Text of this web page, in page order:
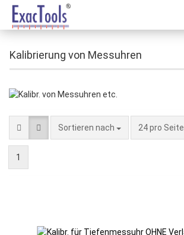
Kalibrierung von Messuhren
Sortieren nach 24 pro Seite
1